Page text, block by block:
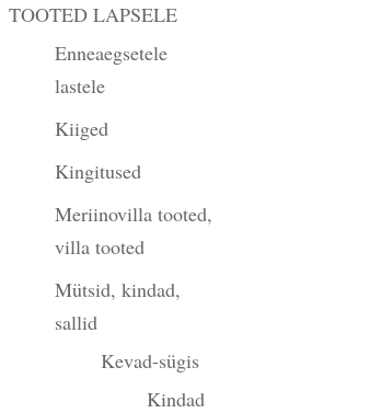
TOOTED LAPSELE
Enneaegsetele
lastele
Kiiged
Kingitused
Meriinovilla tooted,
villa tooted
Mütsid, kindad,
sallid
Kevad-sügis
Kindad